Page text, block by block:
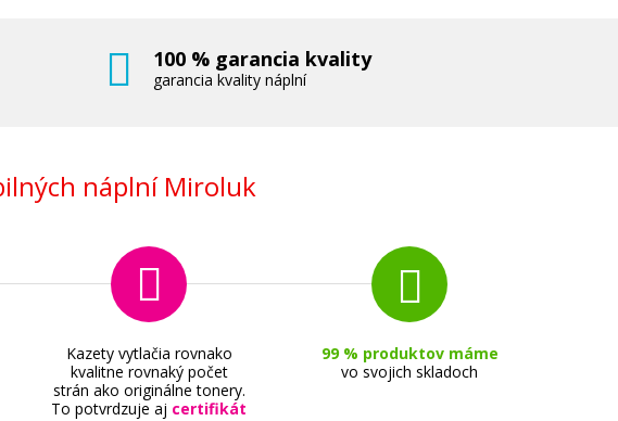
100 % garancia kvality
garancia kvality náplní
náplní Miroluk
Kazety vytlačia rovnako
kvalitne rovnaký počet
strán ako originálne tonery.
To potvrdzuje aj certifikát
99 % produktov máme
vo svojich skladoch